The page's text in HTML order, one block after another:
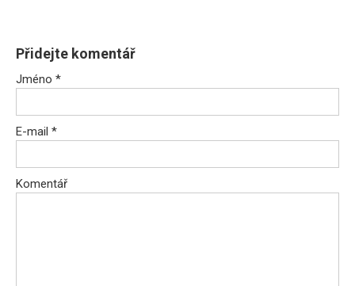
Přidejte komentář
Jméno *
E-mail *
Komentář